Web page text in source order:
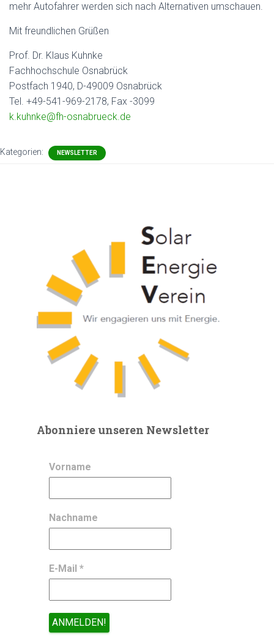
mehr Autofahrer werden sich nach Alternativen umschauen.
Mit freundlichen Grüßen
Prof. Dr. Klaus Kuhnke
Fachhochschule Osnabrück
Postfach 1940, D-49009 Osnabrück
Tel. +49-541-969-2178, Fax -3099
k.kuhnke@fh-osnabrueck.de
Kategorien: NEWSLETTER
Abonniere unseren Newsletter
Vorname
Nachname
E-Mail *